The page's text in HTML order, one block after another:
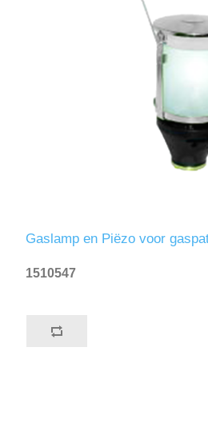
Gaslamp en Piëzo voor
1510547